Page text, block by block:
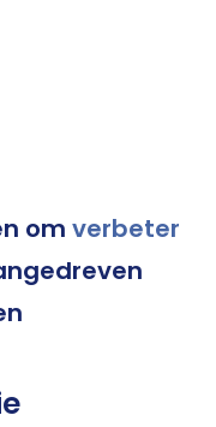
om verbeter